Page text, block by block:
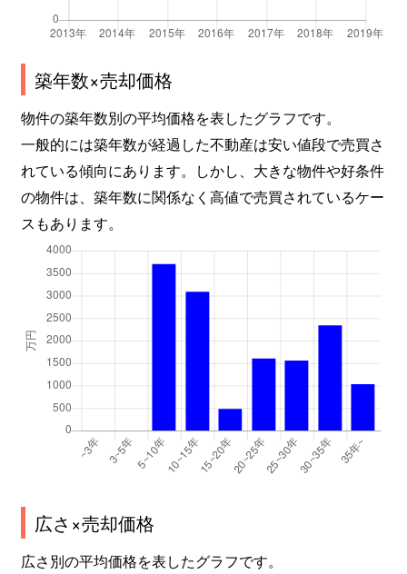
築年数×売却価格
物件の築年数別の平均価格を表したグラフです。
一般的には築年数が経過した不動産は安い値段で売買さ
れている傾向にあります。しかし、大きな物件や好条件
の物件は、築年数に関係なく高値で売買されているケー
スもあります。
広さ×売却価格
広さ別の平均価格を表したグラフです。